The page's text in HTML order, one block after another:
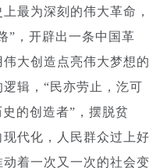
最为深刻的伟大革命，
”，开辟出一条中国革
大创造点亮伟大梦想的
辑，“民亦劳止，汔可
的创造者”，摆脱贫
代化，人民群众过上好
着一次又一次的社会变